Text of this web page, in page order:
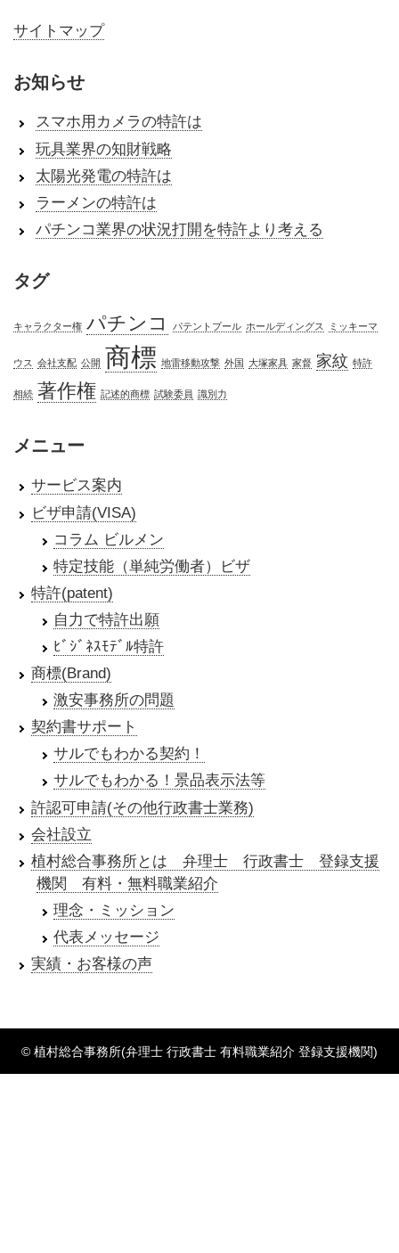
サイトマップ
お知らせ
スマホ用カメラの特許は
玩具業界の知財戦略
太陽光発電の特許は
ラーメンの特許は
パチンコ業界の状況打開を特許より考える
タグ
キャラクター権 パチンコ パテントプール ホールディングス ミッキーマ
ウス 会社支配 公開 商標 地雷移動攻撃 外国 大塚家具 家督 家紋 特許
相続 著作権 記述的商標 試験委員 識別力
メニュー
サービス案内
ビザ申請(VISA)
コラム ビルメン
特定技能（単純労働者）ビザ
特許(patent)
自力で特許出願
ﾋﾞｼﾞﾈｽﾓﾃﾞﾙ特許
商標(Brand)
激安事務所の問題
契約書サポート
サルでもわかる契約！
サルでもわかる！景品表示法等
許認可申請(その他行政書士業務)
会社設立
植村総合事務所とは 弁理士 行政書士 登録支援
機関 有料・無料職業紹介
理念・ミッション
代表メッセージ
実績・お客様の声
© 植村総合事務所(弁理士 行政書士 有料職業紹介 登録支援機関)